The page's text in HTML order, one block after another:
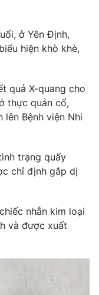
sản
bằng AI
ở Yên Định,
hiện khò khè,
quả X-quang cho
thực quản cổ,
lên Bệnh viện Nhi
trạng quấy
chỉ định gắp dị
nhẫn kim loại
và được xuất